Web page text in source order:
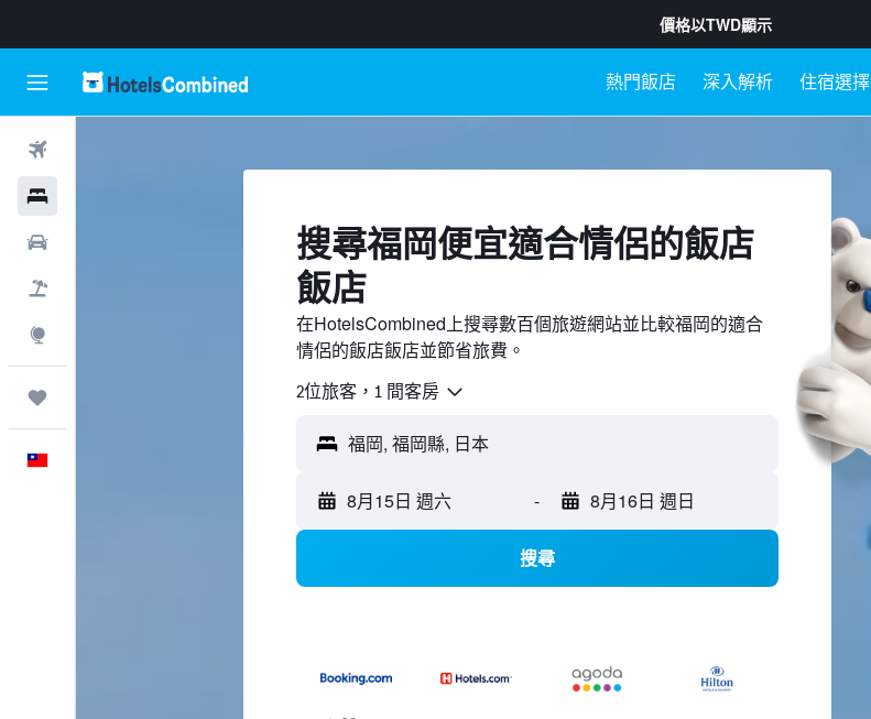
價格以TWD顯示
熱門飯店 深入解析 住宿選擇
搜尋福岡​便宜適合情侶的飯店
飯店
在HotelsCombined上搜尋數百個旅遊網站並比較福岡的適合
情侶的飯店飯店並節省旅費。
2位旅客，1 間客房
8月15日 週六 - 8月16日 週日
搜尋